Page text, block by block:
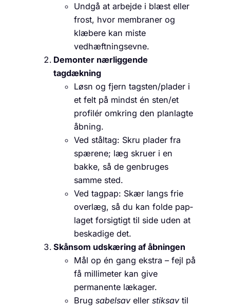
Undgå at arbejde i blæst eller
frost, hvor membraner og
klæbere kan miste
vedhæftningsevne.
Demonter nærliggende
tagdækning
Løsn og fjern tagsten/plader i
et felt på mindst én sten/et
profilér omkring den planlagte
åbning.
Ved ståltag: Skru plader fra
spærene; læg skruer i en
bakke, så de genbruges
samme sted.
Ved tagpap: Skær langs frie
overlæg, så du kan folde pap­
laget forsigtigt til side uden at
beskadige det.
Skånsom udskæring af åbningen
Mål op én gang ekstra – fejl på
få millimeter kan give
permanente lækager.
Brug sabelsaveller stiksavtil